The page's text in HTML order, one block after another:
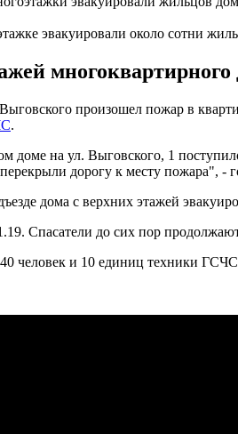
эвакуировали около сотни
произошел пожар в
.
доме на ул. Выговского, 1
дорогу к месту пожара", -
дома с верхних этажей
Спасатели до сих пор
человек и 10 единиц техники